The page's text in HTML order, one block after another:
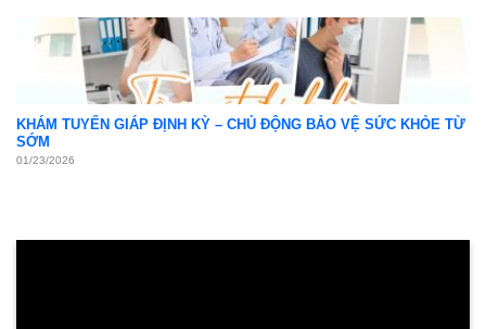
KHÁM TUYẾN GIÁP ĐỊNH KỲ – CHỦ ĐỘNG BẢO VỆ SỨC KHỎE TỪ
SỚM
01/23/2026